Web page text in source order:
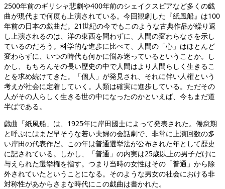
2500年前のギリシャ悲劇や400年前のシェイクスピアなど多くの戯
曲が現代まで何度も上演されている。今回観劇した『紙風船』は100
年前の日本の戯曲だ。21世紀の今でもこのような古典作品が繰り返
し上演されるのは、洋の東西を問わずに、人間の変わらなさを示し
ているのだろう。科学的な進歩に比べて、人間の「心」はほとんど
変わらずに、いつの時代も何かに悩み迷っているということか。し
かし、もちろんその長い歴史の中で人間はより人間らしく生きるこ
とを求め続けてきた。「個人」が発見され、それに伴い人権という
考えが社会に定着していく。人類は確実に進歩している。ただその
人がその人らしく生きる世の中になったのかといえば、今もまだ道
半ばである。
戯曲「紙風船」は、1925年に岸田國士によって発表された。倦怠期
と呼ぶにはまだ早そうな若い夫婦の会話劇で、非常に上演回数の多
い岸田の代表作だ。この年は普通選挙法が公布された年として歴史
に記されている。しかし、「普通」の内実は25歳以上の男子だけに
与えられた選挙権を指す。つまり当時の女性はその「普通」から除
外されていたということになる。そのような男女の社会における非
対称性があからさまな時代にこの戯曲は書かれた。